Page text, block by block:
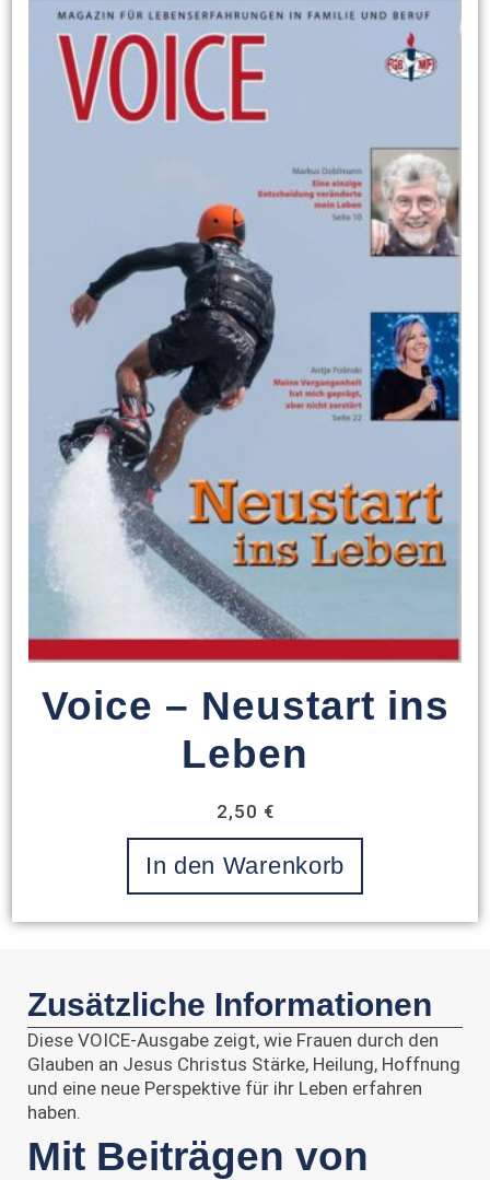
Voice – Neustart ins
Leben
2,50 €
In den Warenkorb
Zusätzliche Informationen
Diese VOICE-Ausgabe zeigt, wie Frauen durch den
Glauben an Jesus Christus Stärke, Heilung, Hoffnung
und eine neue Perspektive für ihr Leben erfahren
haben.
Mit Beiträgen von